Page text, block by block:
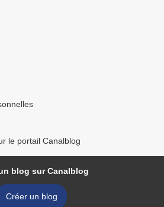
le portail Canalblog
blog sur Canalblog
Créer un blog